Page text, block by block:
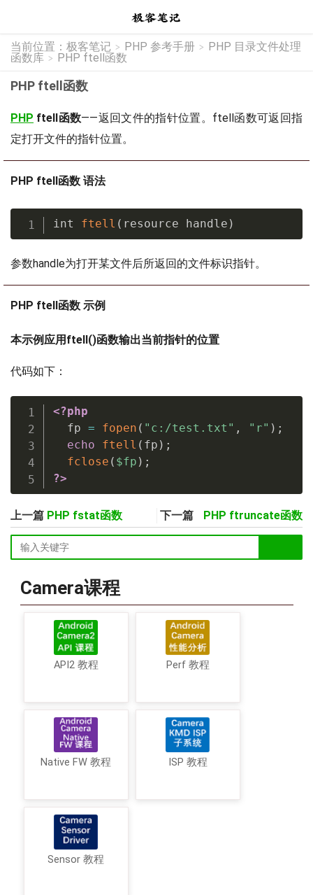
当前位置： 极客笔记 > PHP 参考手册 > PHP 目录文件处理
函数库 > PHP ftell函数
PHP ftell函数
PHP ftell函数——返回文件的指针位置。ftell函数可返回指
定打开文件的指针位置。
PHP ftell函数 语法
int ftell ( resource handle )
参数handle为打开某文件后所返回的文件标识指针。
PHP ftell函数 示例
本示例应用ftell()函数输出当前指针的位置
代码如下：
<?php
  fp
= fopen ( "c:/test.txt" , "r" ) ;
echo
ftell ( fp ) ;
fclose ( $fp ) ;
?>
上一篇 PHP fstat函数 下一篇 PHP ftruncate函数
Camera课程
API2 教程 Perf 教程
Native FW 教程 ISP 教程
Sensor 教程